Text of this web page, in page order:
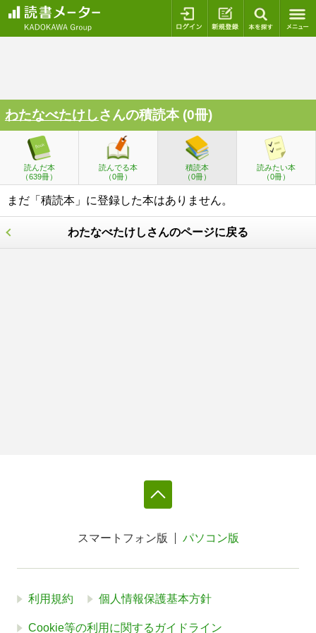
ログイン 新規登録
わたなべたけしさんの積読本 (0冊)
読んだ本
（639冊）
読んでる本
（0冊）
積読本
（0冊）
読みたい本
（0冊）
まだ「積読本」に登録した本はありません。
わたなべたけしさんのページに戻る
スマートフォン版 パソコン版
利用規約 個人情報保護基本方針
Cookie等の利用に関するガイドライン